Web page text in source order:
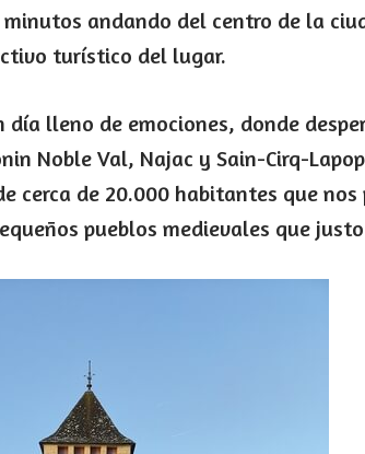
minutos andando del centro de la
turístico del lugar.
día lleno de emociones, donde
Noble Val, Najac y Sain-Cirq-
cerca de 20.000 habitantes que nos
pueblos medievales que